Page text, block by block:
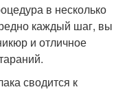
в несколько
каждый шаг, вы
и отличное
сводится к